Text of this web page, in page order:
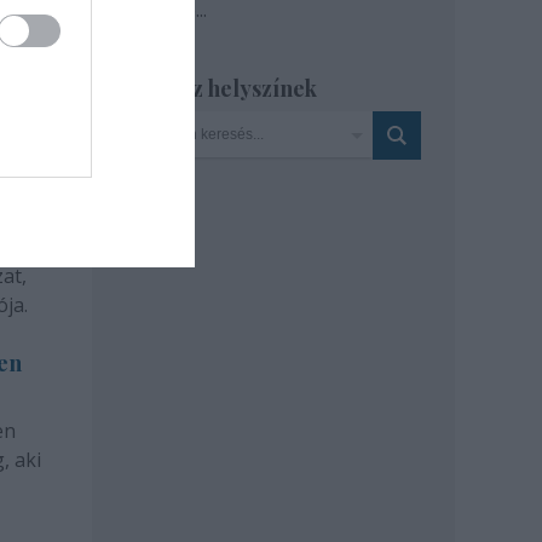
aki
...
Szinház helyszínek